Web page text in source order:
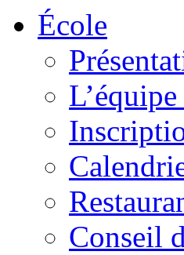
École
Conseil